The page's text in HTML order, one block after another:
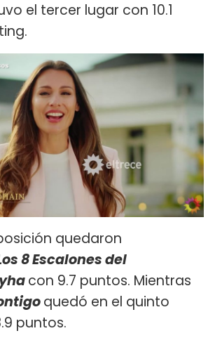
el tercer lugar con 10.1
quedaron
8 Escalones del
con 9.7 puntos. Mientras
quedó en el quinto
puntos.